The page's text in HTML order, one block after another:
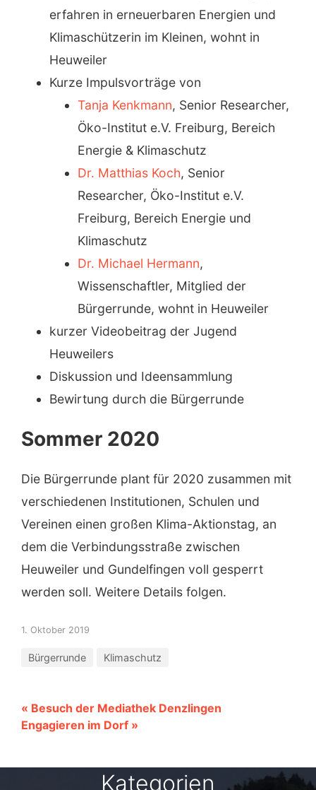
erfahren in erneuerbaren Energien und
Klimaschützerin im Kleinen, wohnt in
Heuweiler
Kurze Impulsvorträge von
Tanja Kenkmann, Senior Researcher,
Öko-Institut e.V. Freiburg, Bereich
Energie & Klimaschutz
Dr. Matthias Koch, Senior
Researcher, Öko-Institut e.V.
Freiburg, Bereich Energie und
Klimaschutz
Dr. Michael Hermann,
Wissenschaftler, Mitglied der
Bürgerrunde, wohnt in Heuweiler
kurzer Videobeitrag der Jugend
Heuweilers
Diskussion und Ideensammlung
Bewirtung durch die Bürgerrunde
Sommer 2020
Die Bürgerrunde plant für 2020 zusammen mit
verschiedenen Institutionen, Schulen und
Vereinen einen großen Klima-Aktionstag, an
dem die Verbindungsstraße zwischen
Heuweiler und Gundelfingen voll gesperrt
werden soll. Weitere Details folgen.
1. Oktober 2019
Bürgerrunde Klimaschutz
« Besuch der Mediathek Denzlingen
Engagieren im Dorf »
Kategorien